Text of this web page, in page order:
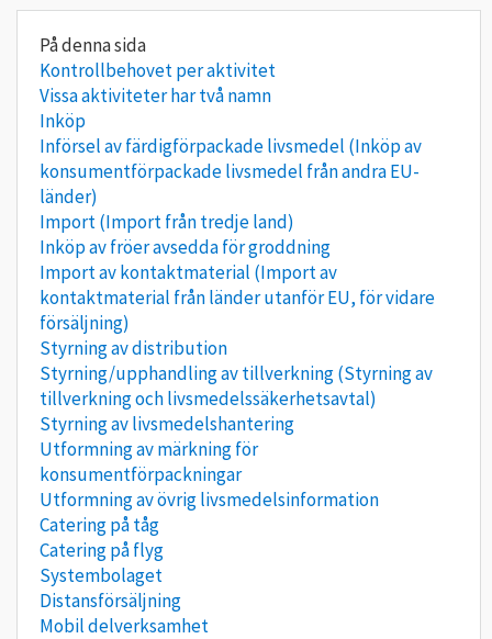
Kontrollbehovet per aktivitet
Vissa aktiviteter har två namn
Inköp
Införsel av färdigförpackade livsmedel (Inköp av
konsumentförpackade livsmedel från andra EU-
länder)
Import (Import från tredje land)
Inköp av fröer avsedda för groddning
Import av kontaktmaterial (Import av
kontaktmaterial från länder utanför EU, för vidare
försäljning)
Styrning av distribution
Styrning/upphandling av tillverkning (Styrning av
tillverkning och livsmedelssäkerhetsavtal)
Styrning av livsmedelshantering
Utformning av märkning för
konsumentförpackningar
Utformning av övrig livsmedelsinformation
Catering på tåg
Catering på flyg
Systembolaget
Distansförsäljning
Mobil delverksamhet